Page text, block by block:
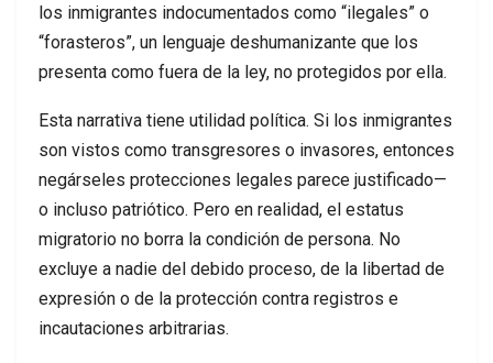
los inmigrantes indocumentados como “ilegales” o
“forasteros”, un lenguaje deshumanizante que los
presenta como fuera de la ley, no protegidos por ella.
Esta narrativa tiene utilidad política. Si los inmigrantes
son vistos como transgresores o invasores, entonces
negárseles protecciones legales parece justificado—
o incluso patriótico. Pero en realidad, el estatus
migratorio no borra la condición de persona. No
excluye a nadie del debido proceso, de la libertad de
expresión o de la protección contra registros e
incautaciones arbitrarias.